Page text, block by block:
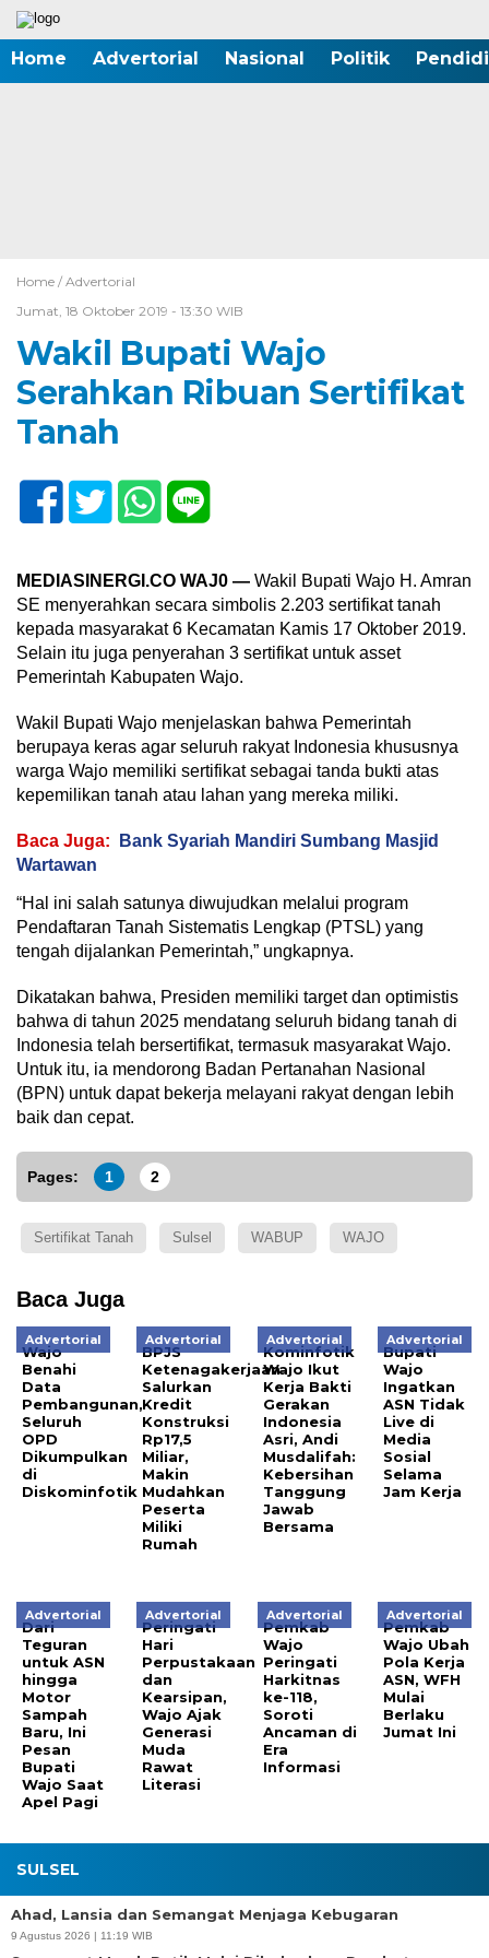
Home Advertorial Nasional Politik
Home / Advertorial
Jumat, 18 Oktober 2019 - 13:30 WIB
Wakil Bupati Wajo
Serahkan Ribuan Sertifikat
Tanah
MEDIASINERGI.CO WAJ0 — Wakil Bupati Wajo H. Amran
SE menyerahkan secara simbolis 2.203 sertifikat tanah
kepada masyarakat 6 Kecamatan Kamis 17 Oktober 2019.
Selain itu juga penyerahan 3 sertifikat untuk asset
Pemerintah Kabupaten Wajo.
Wakil Bupati Wajo menjelaskan bahwa Pemerintah
berupaya keras agar seluruh rakyat Indonesia khususnya
warga Wajo memiliki sertifikat sebagai tanda bukti atas
kepemilikan tanah atau lahan yang mereka miliki.
Baca Juga:
Bank Syariah Mandiri Sumbang Masjid
Wartawan
“Hal ini salah satunya diwujudkan melalui program
Pendaftaran Tanah Sistematis Lengkap (PTSL) yang
tengah dijalankan Pemerintah,” ungkapnya.
Dikatakan bahwa, Presiden memiliki target dan optimistis
bahwa di tahun 2025 mendatang seluruh bidang tanah di
Indonesia telah bersertifikat, termasuk masyarakat Wajo.
Untuk itu, ia mendorong Badan Pertanahan Nasional
(BPN) untuk dapat bekerja melayani rakyat dengan lebih
baik dan cepat.
Pages: 1 2
Sertifikat Tanah Sulsel WABUP WAJO
Baca Juga
Advertorial
Wajo
Benahi
Data
Pembangunan,
Seluruh
OPD
Dikumpulkan
di
Diskominfotik
Advertorial
BPJS
Ketenagakerjaan
Salurkan
Kredit
Konstruksi
Rp17,5
Miliar,
Makin
Mudahkan
Peserta
Miliki
Rumah
Advertorial
Kominfotik
Wajo Ikut
Kerja Bakti
Gerakan
Indonesia
Asri, Andi
Musdalifah:
Kebersihan
Tanggung
Jawab
Bersama
Advertorial
Bupati
Wajo
Ingatkan
ASN Tidak
Live di
Media
Sosial
Selama
Jam Kerja
Advertorial
Dari
Teguran
untuk ASN
hingga
Motor
Sampah
Baru, Ini
Pesan
Bupati
Wajo Saat
Apel Pagi
Advertorial
Peringati
Hari
Perpustakaan
dan
Kearsipan,
Wajo Ajak
Generasi
Muda
Rawat
Literasi
Advertorial
Pemkab
Wajo
Peringati
Harkitnas
ke-118,
Soroti
Ancaman di
Era
Informasi
Advertorial
Pemkab
Wajo Ubah
Pola Kerja
ASN, WFH
Mulai
Berlaku
Jumat Ini
SULSEL
Ahad, Lansia dan Semangat Menjaga Kebugaran
9 Agustus 2026 | 11:19 WIB